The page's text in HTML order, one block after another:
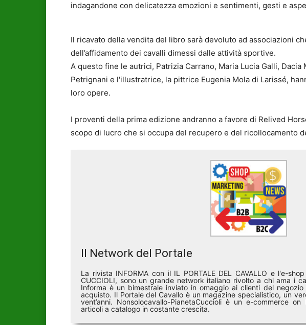
indagandone con delicatezza emozioni e sentimenti, gesti e
Il ricavato della vendita del libro sarà devoluto ad associazioni
dell’affidamento dei cavalli dimessi dalle attività sportive.
A questo fine le autrici, Patrizia Carrano, Maria Lucia Galli, Dacia
Petrignani e l'illustratrice, la pittrice Eugenia Mola di Larissé,
loro opere.
I proventi della prima edizione andranno a favore di Relived
scopo di lucro che si occupa del recupero e del ricollocamento
Il Network del Portale
La rivista INFORMA con il IL PORTALE DEL CAVALLO e l'e-
CUCCIOLI, sono un grande network italiano rivolto a chi ama i
Informa è un bimestrale inviato in omaggio ai clienti del
acquisto. Il Portale del Cavallo è un magazine specialistico, un
vent’anni. Nonsolocavallo-PianetaCuccioli è un e-commerce
articoli a catalogo in costante crescita.